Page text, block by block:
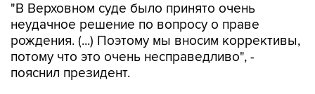
"В Верховном суде было принято очень
неудачное решение по вопросу о праве
рождения. (...) Поэтому мы вносим коррективы,
потому что это очень несправедливо", -
пояснил президент.